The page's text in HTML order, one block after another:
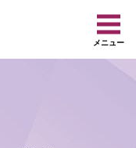
メニュー